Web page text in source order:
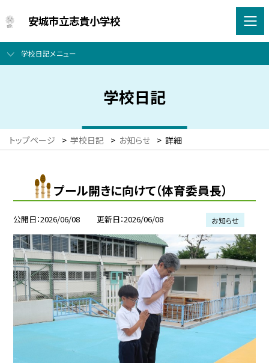
安城市立志貴小学校
学校日記メニュー
学校日記
トップページ > 学校日記 > お知らせ > 詳細
プール開きに向けて（体育委員長）
公開日 2026/06/08 更新日 2026/06/08 お知らせ